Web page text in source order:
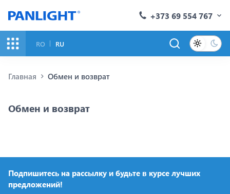
+373 69 554 767
RO RU
Главная Обмен и возврат
Обмен и возврат
Подпишитесь на рассылку и будьте в курсе лучших
предложений!